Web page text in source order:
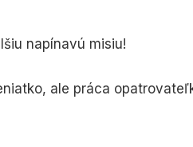
kategórie
napínavú misiu!
ale práca